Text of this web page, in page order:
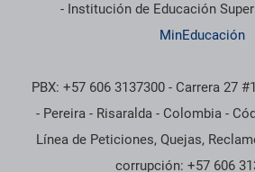
- Institución de Educación
MinEducación
PBX: +57 606 3137300 - Carrera 27
- Pereira - Risaralda - Colombia -
Línea de Peticiones, Quejas,
corrupción: +57 606